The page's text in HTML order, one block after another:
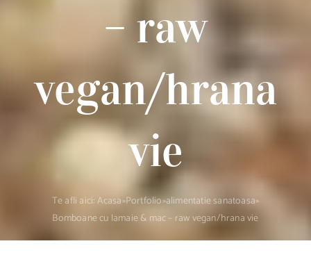
– raw
vegan/hrana
vie
Te afli aici:Acasa»Portfolio»alimentatie sanatoasa»
Bomboane cu lamaie & mac – raw vegan/hrana vie